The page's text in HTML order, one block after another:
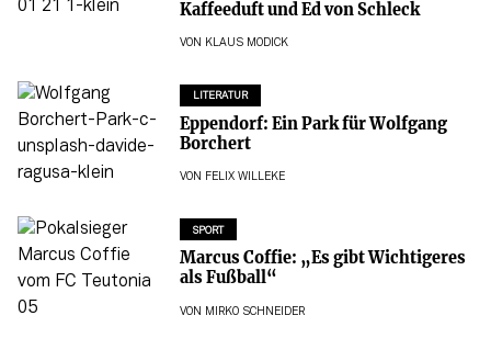
Kaffeeduft und Ed von Schleck
VON KLAUS MODICK
LITERATUR
Eppendorf: Ein Park für Wolfgang
Borchert
VON FELIX WILLEKE
SPORT
Marcus Coffie: „Es gibt Wichtigeres
als Fußball“
VON MIRKO SCHNEIDER